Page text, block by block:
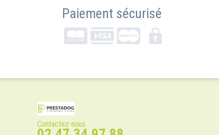
Paiement sécurisé
Contactez-nous